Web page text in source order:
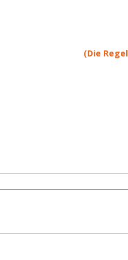
(Die